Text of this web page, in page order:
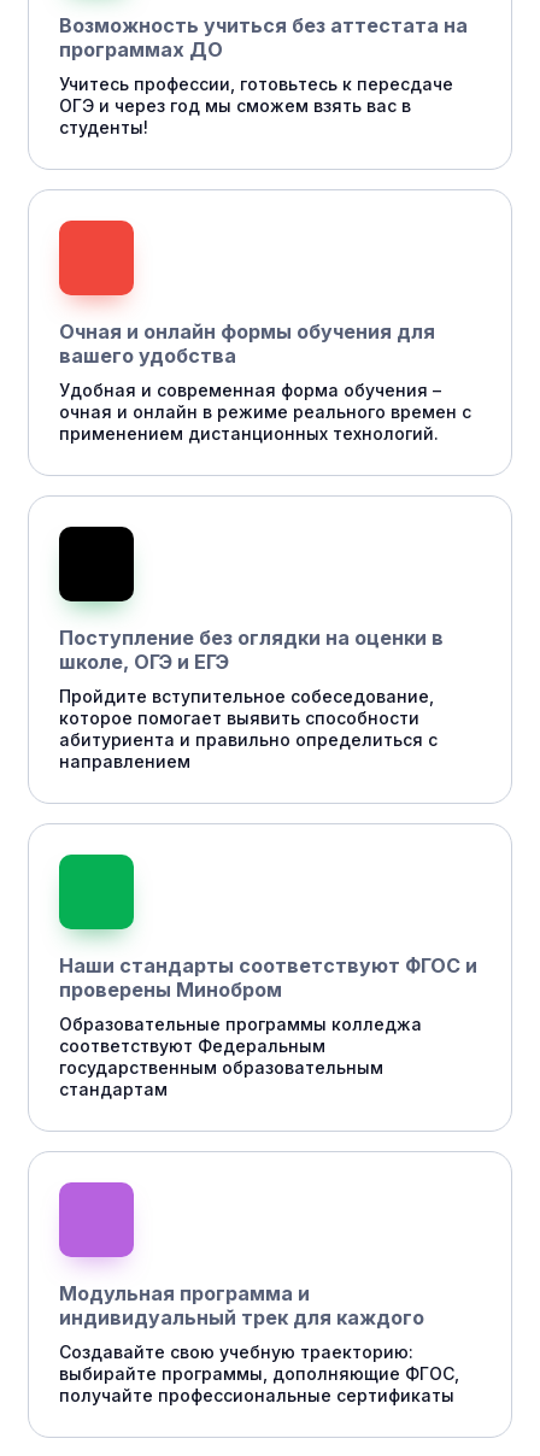
Возможность учиться без аттестата на
программах ДО
Учитесь профессии, готовьтесь к пересдаче
ОГЭ и через год мы сможем взять вас в
студенты!
Очная и онлайн формы обучения для
вашего удобства
Удобная и современная форма обучения –
очная и онлайн в режиме реального времен с
применением дистанционных технологий.
Поступление без оглядки на оценки в
школе, ОГЭ и ЕГЭ
Пройдите вступительное собеседование,
которое помогает выявить способности
абитуриента и правильно определиться с
направлением
Наши стандарты соответствуют ФГОС и
проверены Минобром
Образовательные программы колледжа
соответствуют Федеральным
государственным образовательным
стандартам
Модульная программа и
индивидуальный трек для каждого
Создавайте свою учебную траекторию:
выбирайте программы, дополняющие ФГОС,
получайте профессиональные сертификаты